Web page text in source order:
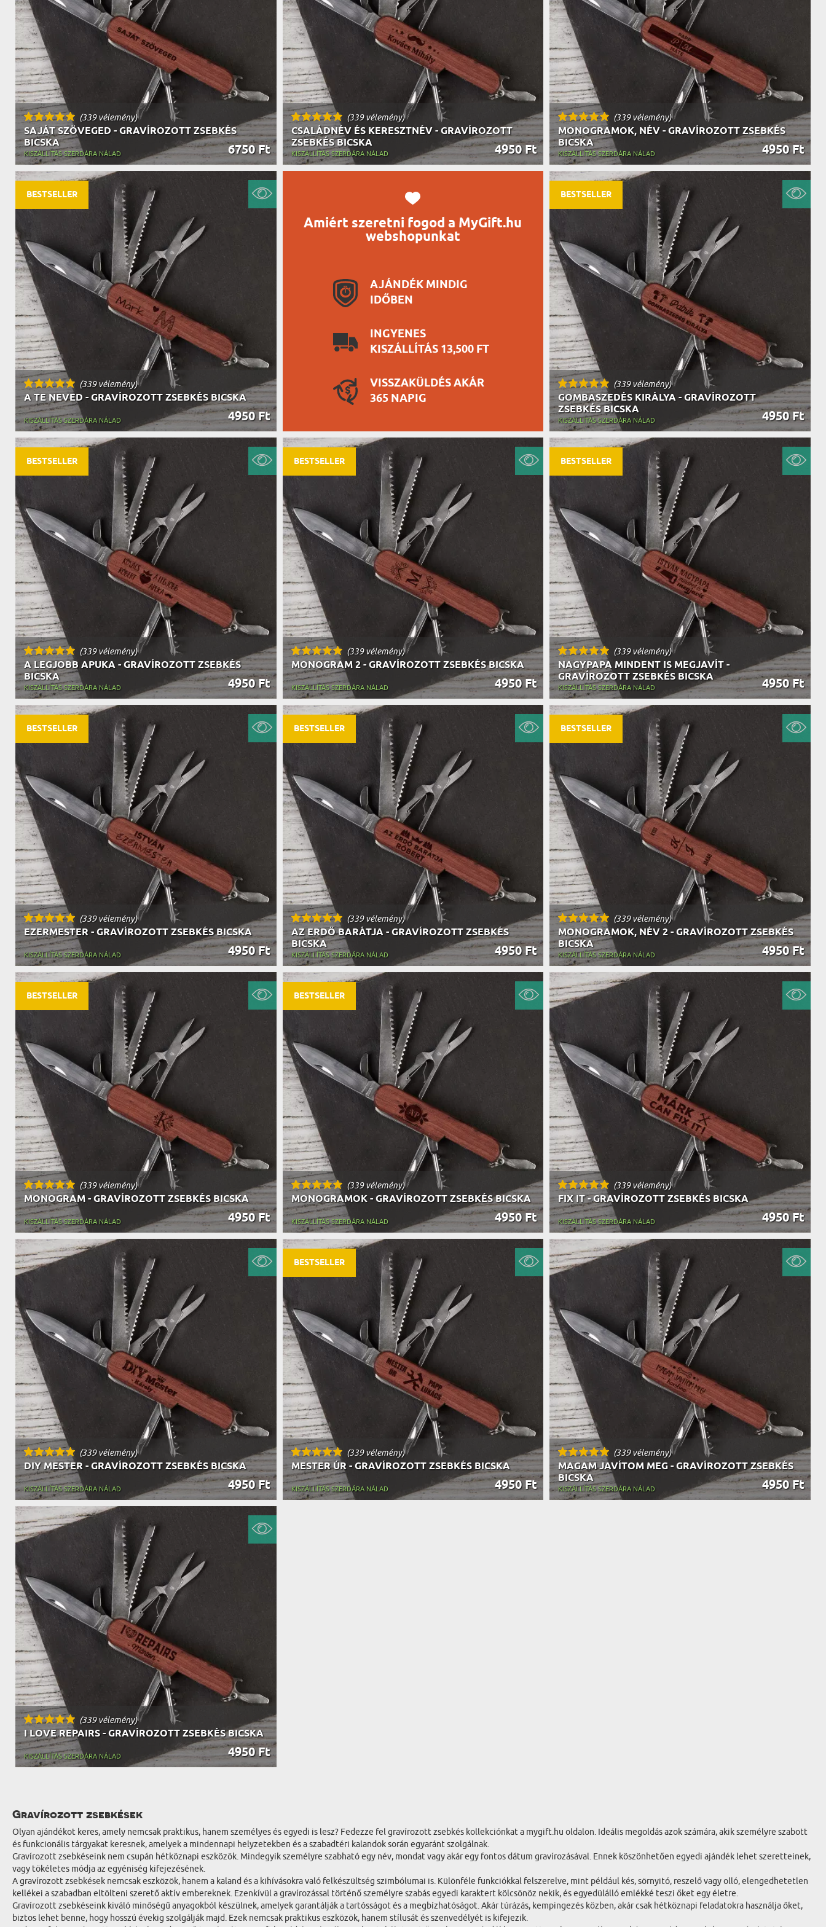
APÓSÉKNAK
UTAZÓNAK
BICIKLISTÁNAK
IDŐSEBBNEK
SPORTOLÓNAK
TŰZOLTÓNAK
FŐNÖKNEK
HORGÁSZNAK
VICCELŐDŐNEK
ÉLELMISZEREK
AZ AJÁNDÉK VONÁSAI
(339 vélemény)
SAJÁT SZÖVEGED - GRAVÍROZOTT ZSEBKÉS
BICSKA
6750 Ft
KISZÁLLÍTÁS SZERDÁRA NÁLAD
(339 vélemény)
CSALÁDNÉV ÉS KERESZTNÉV - GRAVÍROZOTT
ZSEBKÉS BICSKA
4950 Ft
KISZÁLLÍTÁS SZERDÁRA NÁLAD
Amiért szeretni fogod a MyGift.hu
webshopunkat
AJÁNDÉK MINDIG
IDŐBEN
INGYENES
KISZÁLLÍTÁS 13,500 FT
VISSZAKÜLDÉS AKÁR
365 NAPIG
(339 vélemény)
MONOGRAMOK, NÉV - GRAVÍROZOTT ZSEBKÉS
BICSKA
4950 Ft
KISZÁLLÍTÁS SZERDÁRA NÁLAD
(339 vélemény)
A TE NEVED - GRAVÍROZOTT ZSEBKÉS BICSKA
4950 Ft
KISZÁLLÍTÁS SZERDÁRA NÁLAD
BESTSELLER
(339 vélemény)
GOMBASZEDÉS KIRÁLYA - GRAVÍROZOTT
ZSEBKÉS BICSKA
4950 Ft
KISZÁLLÍTÁS SZERDÁRA NÁLAD
BESTSELLER
(339 vélemény)
A LEGJOBB APUKA - GRAVÍROZOTT ZSEBKÉS
BICSKA
4950 Ft
KISZÁLLÍTÁS SZERDÁRA NÁLAD
BESTSELLER
(339 vélemény)
MONOGRAM 2 - GRAVÍROZOTT ZSEBKÉS BICSKA
4950 Ft
KISZÁLLÍTÁS SZERDÁRA NÁLAD
BESTSELLER
(339 vélemény)
AZ ERDŐ BARÁTJA - GRAVÍROZOTT ZSEBKÉS
BICSKA
4950 Ft
KISZÁLLÍTÁS SZERDÁRA NÁLAD
BESTSELLER
(339 vélemény)
NAGYPAPA MINDENT IS MEGJAVÍT -
GRAVÍROZOTT ZSEBKÉS BICSKA
4950 Ft
KISZÁLLÍTÁS SZERDÁRA NÁLAD
BESTSELLER
(339 vélemény)
EZERMESTER - GRAVÍROZOTT ZSEBKÉS BICSKA
4950 Ft
KISZÁLLÍTÁS SZERDÁRA NÁLAD
BESTSELLER
(339 vélemény)
MONOGRAMOK, NÉV 2 - GRAVÍROZOTT ZSEBKÉS
BICSKA
4950 Ft
KISZÁLLÍTÁS SZERDÁRA NÁLAD
BESTSELLER
(339 vélemény)
MONOGRAM - GRAVÍROZOTT ZSEBKÉS BICSKA
4950 Ft
KISZÁLLÍTÁS SZERDÁRA NÁLAD
BESTSELLER
(339 vélemény)
MONOGRAMOK - GRAVÍROZOTT ZSEBKÉS BICSKA
4950 Ft
KISZÁLLÍTÁS SZERDÁRA NÁLAD
BESTSELLER
(339 vélemény)
MESTER ÚR - GRAVÍROZOTT ZSEBKÉS BICSKA
4950 Ft
KISZÁLLÍTÁS SZERDÁRA NÁLAD
BESTSELLER
(339 vélemény)
FIX IT - GRAVÍROZOTT ZSEBKÉS BICSKA
4950 Ft
KISZÁLLÍTÁS SZERDÁRA NÁLAD
(339 vélemény)
DIY MESTER - GRAVÍROZOTT ZSEBKÉS BICSKA
4950 Ft
KISZÁLLÍTÁS SZERDÁRA NÁLAD
(339 vélemény)
MAGAM JAVÍTOM MEG - GRAVÍROZOTT ZSEBKÉS
BICSKA
4950 Ft
KISZÁLLÍTÁS SZERDÁRA NÁLAD
(339 vélemény)
I LOVE REPAIRS - GRAVÍROZOTT ZSEBKÉS BICSKA
4950 Ft
KISZÁLLÍTÁS SZERDÁRA NÁLAD
Gravírozott zsebkések
Olyan ajándékot keres, amely nemcsak praktikus, hanem személyes és egyedi is lesz? Fedezze fel gravírozott zsebkés kollekciónkat a mygift.hu oldalon. Ideális megoldás azok számára, akik személyre szabott
és funkcionális tárgyakat keresnek, amelyek a mindennapi helyzetekben és a szabadtéri kalandok során egyaránt szolgálnak.
Gravírozott zsebkéseink nem csupán hétköznapi eszközök. Mindegyik személyre szabható egy név, mondat vagy akár egy fontos dátum gravírozásával. Ennek köszönhetően egyedi ajándék lehet szeretteinek,
vagy tökéletes módja az egyéniség kifejezésének.
A gravírozott zsebkések nemcsak eszközök, hanem a kaland és a kihívásokra való felkészültség szimbólumai is. Különféle funkciókkal felszerelve, mint például kés, sörnyitó, reszelő vagy olló, elengedhetetlen
kellékei a szabadban eltölteni szerető aktív embereknek. Ezenkívül a gravírozással történő személyre szabás egyedi karaktert kölcsönöz nekik, és egyedülálló emlékké teszi őket egy életre.
Gravírozott zsebkéseink kiváló minőségű anyagokból készülnek, amelyek garantálják a tartósságot és a megbízhatóságot. Akár túrázás, kempingezés közben, akár csak hétköznapi feladatokra használja őket,
biztos lehet benne, hogy hosszú évekig szolgálják majd. Ezek nemcsak praktikus eszközök, hanem stílusát és szenvedélyét is kifejezik.